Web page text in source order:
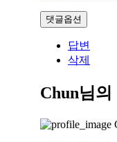
댓글옵션
답변
삭제
Chun님의